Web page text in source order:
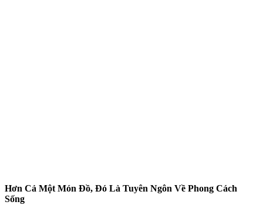
Hơn Cả Một Món Đồ, Đó Là Tuyên Ngôn Về Phong Cách
Sống